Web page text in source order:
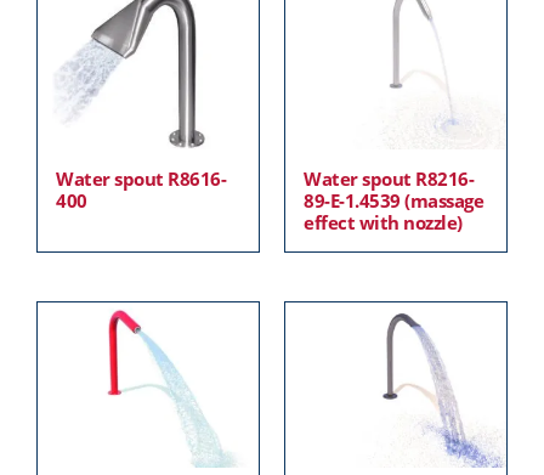
Water spout R8616-
400
Water spout R8216-
89-E-1.4539 (massage
effect with nozzle)